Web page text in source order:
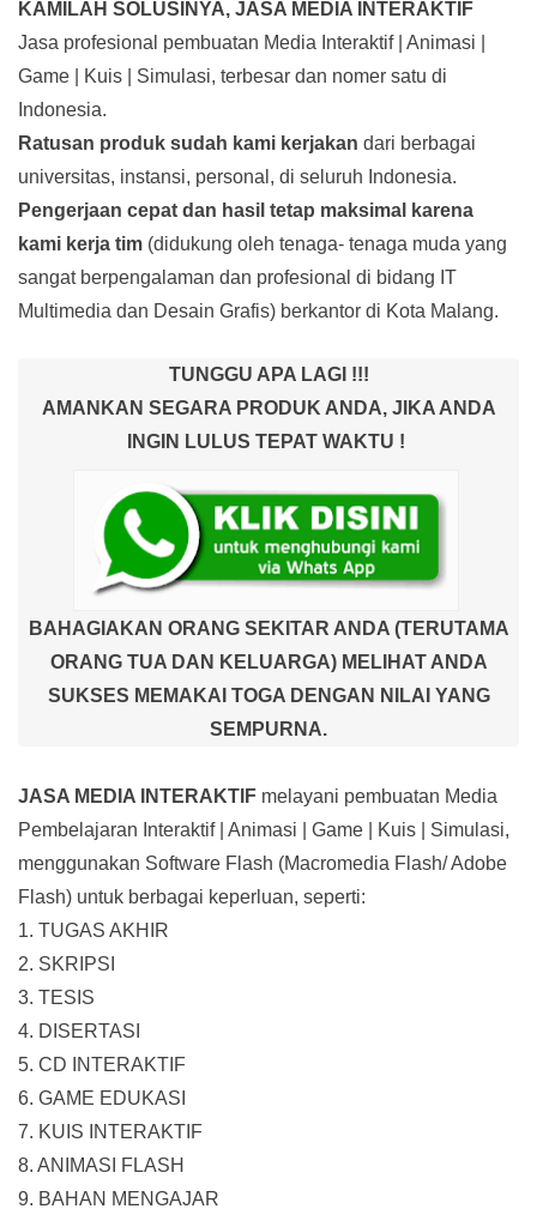
KAMILAH SOLUSINYA, JASA MEDIA INTERAKTIF
Jasa profesional pembuatan Media Interaktif | Animasi |
Game | Kuis | Simulasi, terbesar dan nomer satu di
Indonesia.
Ratusan produk sudah kami kerjakan dari berbagai
universitas, instansi, personal, di seluruh Indonesia.
Pengerjaan cepat dan hasil tetap maksimal karena
kami kerja tim (didukung oleh tenaga- tenaga muda yang
sangat berpengalaman dan profesional di bidang IT
Multimedia dan Desain Grafis) berkantor di Kota Malang.
TUNGGU APA LAGI !!!
AMANKAN SEGARA PRODUK ANDA, JIKA ANDA
INGIN LULUS TEPAT WAKTU !
BAHAGIAKAN ORANG SEKITAR ANDA (TERUTAMA
ORANG TUA DAN KELUARGA) MELIHAT ANDA
SUKSES MEMAKAI TOGA DENGAN NILAI YANG
SEMPURNA.
JASA MEDIA INTERAKTIF melayani pembuatan Media
Pembelajaran Interaktif| Animasi | Game | Kuis | Simulasi,
menggunakan Software Flash (Macromedia Flash/ Adobe
Flash) untuk berbagai keperluan, seperti:
1. TUGAS AKHIR
2. SKRIPSI
3. TESIS
4. DISERTASI
5. CD INTERAKTIF
6. GAME EDUKASI
7. KUIS INTERAKTIF
8. ANIMASI FLASH
9. BAHAN MENGAJAR